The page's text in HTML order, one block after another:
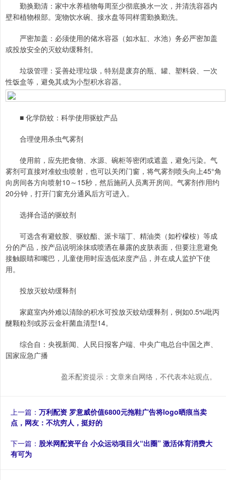
勤换勤清：家中水养植物每周至少彻底换水一次，并清洗容器内
壁和植物根部。宠物饮水碗、接水盘等同样需勤换勤洗。
严密加盖：必须使用的储水容器（如水缸、水池）务必严密加盖
或投放安全的灭蚊幼缓释剂。
垃圾管理：妥善处理垃圾，特别是废弃的瓶、罐、塑料袋、一次
性饭盒等，避免其成为小型积水容器。
■ 化学防蚊：科学使用驱蚊产品
合理使用杀虫气雾剂
使用前，应先把食物、水源、碗柜等密闭或遮盖，避免污染。气
雾剂可直接对准蚊虫喷射，也可以关闭门窗，将气雾剂喷头向上45°角
向房间各方向喷射10～15秒，然后施药人员离开房间。气雾剂作用约
20分钟，打开门窗充分通风后方可进入。
选择合适的驱蚊剂
可选含有避蚊胺、驱蚊酯、派卡瑞丁、精油类（如柠檬桉）等成
分的产品，按产品说明涂抹或喷洒在暴露的皮肤表面，但要注意避免
接触眼睛和嘴巴，儿童使用时应选低浓度产品，并在成人监护下使
用。
投放灭蚊幼缓释剂
家庭室内外难以清除的积水可投放灭蚊幼缓释剂，例如0.5%吡丙
醚颗粒剂或苏云金杆菌血清型14。
综合自：央视新闻、人民日报客户端、中央广电总台中国之声、
国家应急广播
盈禾配资提示：文章来自网络，不代表本站观点。
上一篇： 万利配资 罗意威价值6800元拖鞋广告将logo晒痕当卖
点，网友：不坑穷人，挺好的
下一篇： 股米网配资平台 小众运动项目火“出圈” 激活体育消费大
有可为